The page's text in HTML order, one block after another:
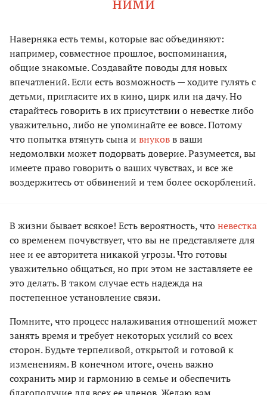
Наверняка есть темы, которые вас объединяют:
например, совместное прошлое, воспоминания,
общие знакомые. Создавайте поводы для новых
впечатлений. Если есть возможность — ходите гулять с
детьми, пригласите их в кино, цирк или на дачу. Но
старайтесь говорить в их присутствии о невестке либо
уважительно, либо не упоминайте ее вовсе. Потому
что попытка втянуть сына и внуковв ваши
недомолвки может подорвать доверие. Разумеется, вы
имеете право говорить о ваших чувствах, и все же
воздержитесь от обвинений и тем более оскорблений.
В жизни бывает всякое! Есть вероятность, чтоневестка
со временем почувствует, что вы не представляете для
нее и ее авторитета никакой угрозы. Что готовы
уважительно общаться, но при этом не заставляете ее
это делать. В таком случае есть надежда на
постепенное установление связи.
Помните, что процесс налаживания отношений может
занять время и требует некоторых усилий со всех
сторон. Будьте терпеливой, открытой и готовой к
изменениям. В конечном итоге, очень важно
сохранить мир и гармонию в семье и обеспечить